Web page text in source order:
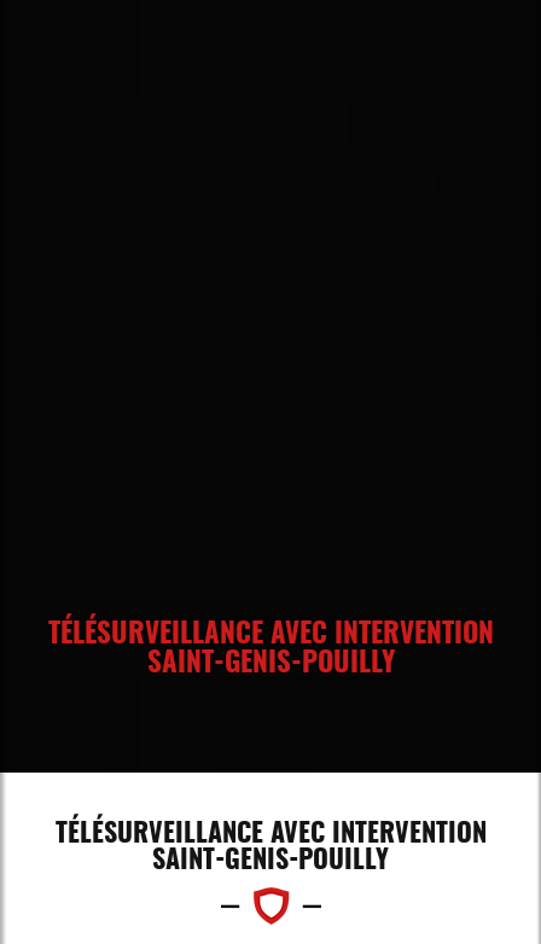
TÉLÉSURVEILLANCE AVEC INTERVENTION
SAINT-GENIS-POUILLY
TÉLÉSURVEILLANCE AVEC INTERVENTION
SAINT-GENIS-POUILLY